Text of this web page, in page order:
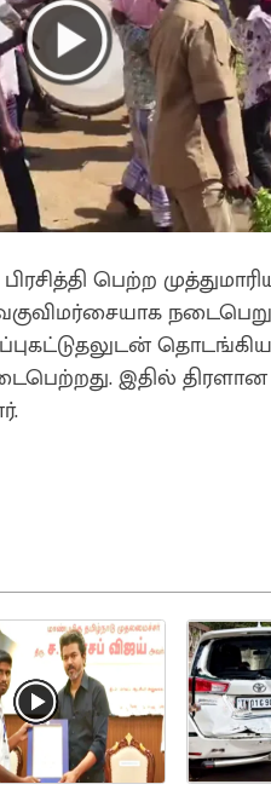
பெற்ற
இதில்